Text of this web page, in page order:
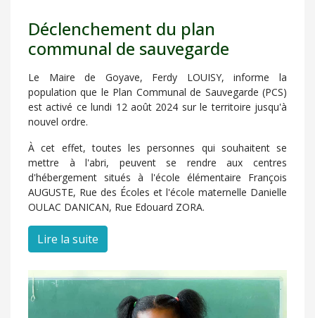
Déclenchement du plan
communal de sauvegarde
Le Maire de Goyave, Ferdy LOUISY, informe la
population que le Plan Communal de Sauvegarde (PCS)
est activé ce lundi 12 août 2024 sur le territoire jusqu'à
nouvel ordre.
À cet effet, toutes les personnes qui souhaitent se
mettre à l'abri, peuvent se rendre aux centres
d'hébergement situés à l'école élémentaire François
AUGUSTE, Rue des Écoles et l'école maternelle Danielle
OULAC DANICAN, Rue Edouard ZORA.
Lire la suite